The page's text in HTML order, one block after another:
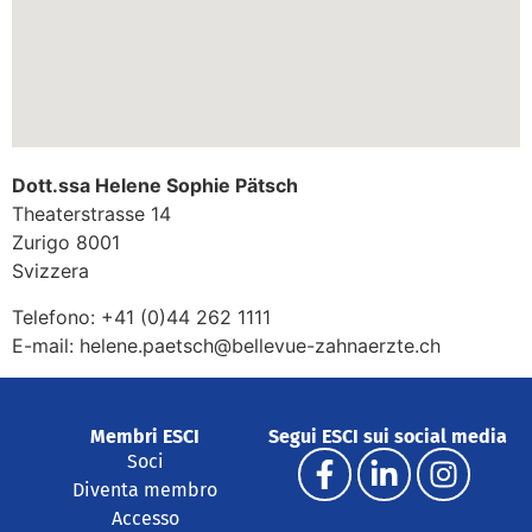
Dott.ssa Helene Sophie Pätsch
Theaterstrasse 14
Zurigo 8001
Svizzera
Telefono: +41 (0)44 262 1111
E-mail: helene.paetsch@bellevue-zahnaerzte.ch
Membri ESCI
Soci
Diventa membro
Accesso
Segui ESCI sui social media